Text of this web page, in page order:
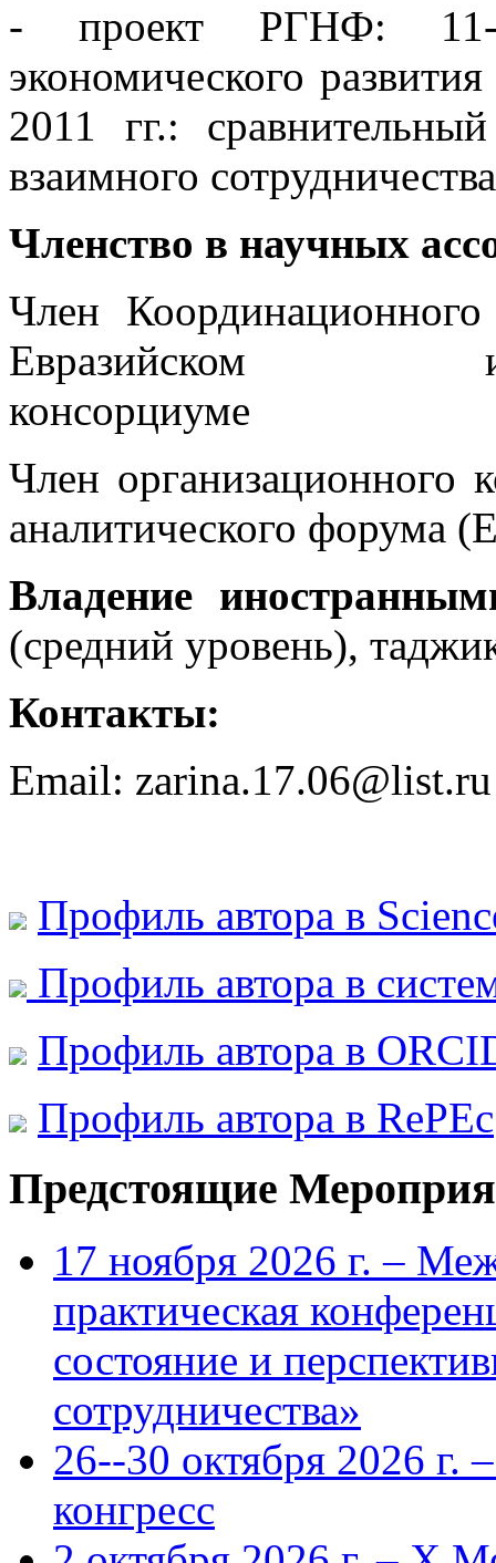
- проект РГНФ: 11-
экономического
2011 гг.:
взаимного
Членство в научных
Член
Евразийском
консорциуме
Член организационного
аналитического форума
Владение
(средний уровень),
Контакты:
Email: zarina.17.06@list.ru
Профиль автора в
Профиль автора в
Профиль автора в
Профиль автора в RePEc
Предстоящие
17 ноября 2026 г. –
практическая
состояние и
сотрудничества»
26--30 октября 2026 г.
конгресс